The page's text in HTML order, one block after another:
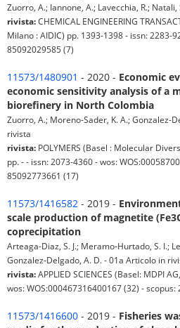
Zuorro, A.; Iannone, A.; Lavecchia, R.;
rivista:CHEMICAL ENGINEERING
Milano : AIDIC) pp. 1393-1398 - issn: 2283-
85092029585 (7)
11573/1480901 - 2020 - Economic
economic sensitivity analysis of a
biorefinery in North Colombia
Zuorro, A.; Moreno-Sader, K. A.; Gonzalez-
rivista
rivista: POLYMERS (Basel : Molecular
pp. - - issn: 2073-4360 - wos:
85092773661 (17)
11573/1416582 - 2019 -
scale production of magnetite
coprecipitation
Arteaga-Diaz, S. J.; Meramo-Hurtado, S. I.;
Gonzalez-Delgado, A. D. - 01a Articolo in
rivista:APPLIED SCIENCES (Basel: MDPI
wos: WOS:000467316400167 (32) -
11573/1416600 - 2019 - Fisheries